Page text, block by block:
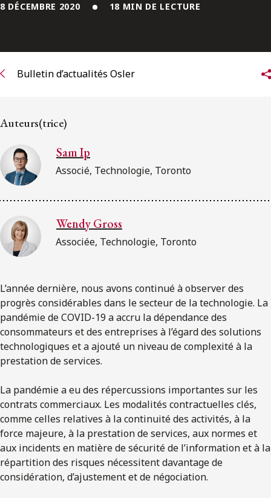
8 DÉCEMBRE 2020 18 MIN DE LECTURE
Bulletin d’actualités Osler
Auteurs(trice)
Sam Ip
Associé, Technologie, Toronto
Wendy Gross
Associée, Technologie, Toronto
L’année dernière, nous avons continué à observer des
progrès considérables dans le secteur de la technologie. La
pandémie de COVID-19 a accru la dépendance des
consommateurs et des entreprises à l’égard des solutions
technologiques et a ajouté un niveau de complexité à la
prestation de services.
La pandémie a eu des répercussions importantes sur les
contrats commerciaux. Les modalités contractuelles clés,
comme celles relatives à la continuité des activités, à la
force majeure, à la prestation de services, aux normes et
aux incidents en matière de sécurité de l’information et à la
répartition des risques nécessitent davantage de
considération, d’ajustement et de négociation.